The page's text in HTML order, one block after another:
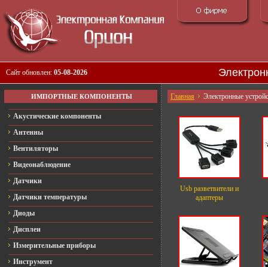
Сайт обновлен: 05-08-2026
ИМПОРТНЫЕ КОМПОНЕНТЫ
Акустические компоненты
Антенны
Вентиляторы
Видеонаблюдение
Датчики
Датчики температуры
Диоды
Дисплеи
Измерительные приборы
Инструмент
Главная Электронные
Usb разветвители и
адаптеры